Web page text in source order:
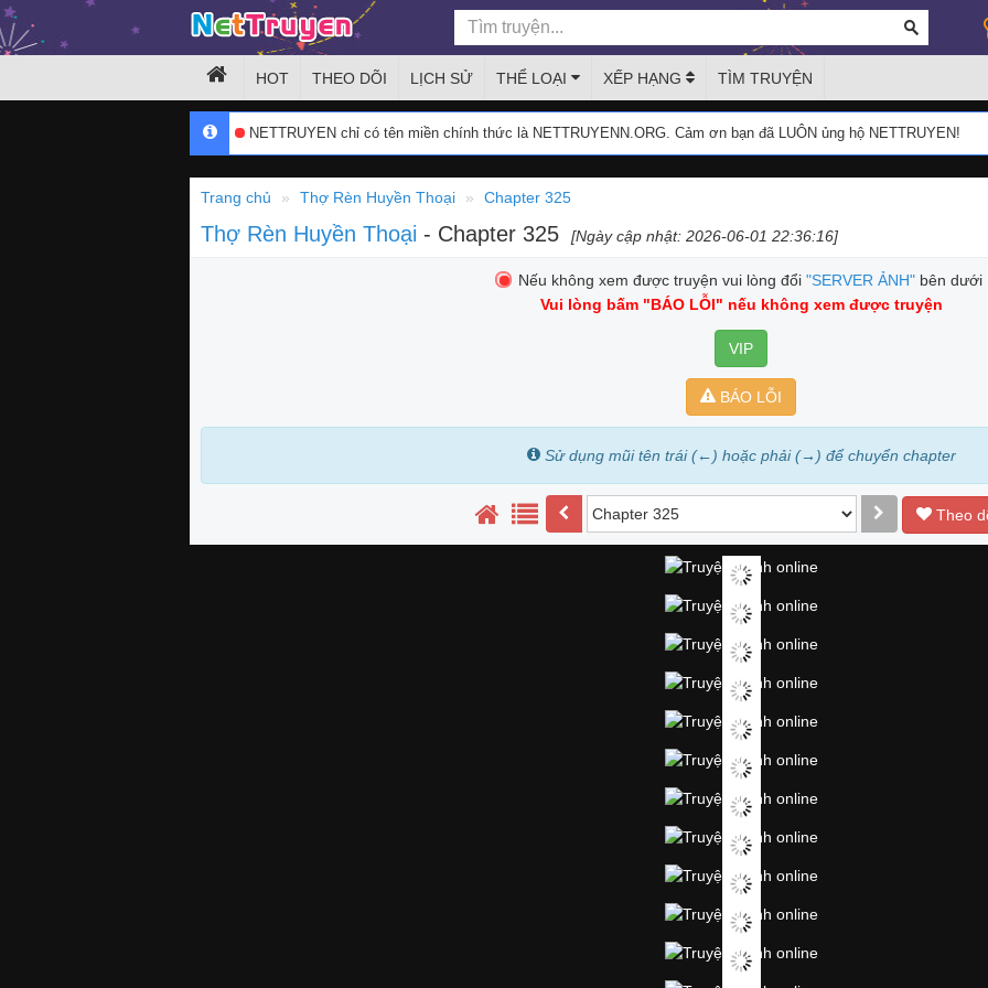
HOT THEO DÕI LỊCH SỬ THỂ LOẠI XẾP HẠNG TÌM TRUYỆN
NETTRUYEN chỉ có tên miền chính thức là NETTRUYENN.ORG. Cảm ơn bạn đã LUÔN ủng hộ NETTRUYEN!
Trang chủ Thợ Rèn Huyền Thoại Chapter 325
Thợ Rèn Huyền Thoại - Chapter 325 [Ngày cập nhật: 2026-06-01 22:36:16]
Nếu không xem được truyện vui lòng đổi "SERVER ẢNH" bên dưới
Vui lòng bấm "BÁO LỖI" nếu không xem được truyện
VIP
BÁO LỖI
Sử dụng mũi tên trái (←) hoặc phải (→) để chuyển chapter
Theo